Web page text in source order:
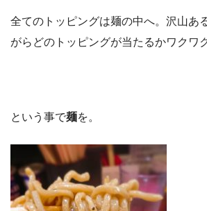
全てのトッピングは麺の中へ。沢山あ
がらどのトッピングが当たるかワクワ
という事で麺を。